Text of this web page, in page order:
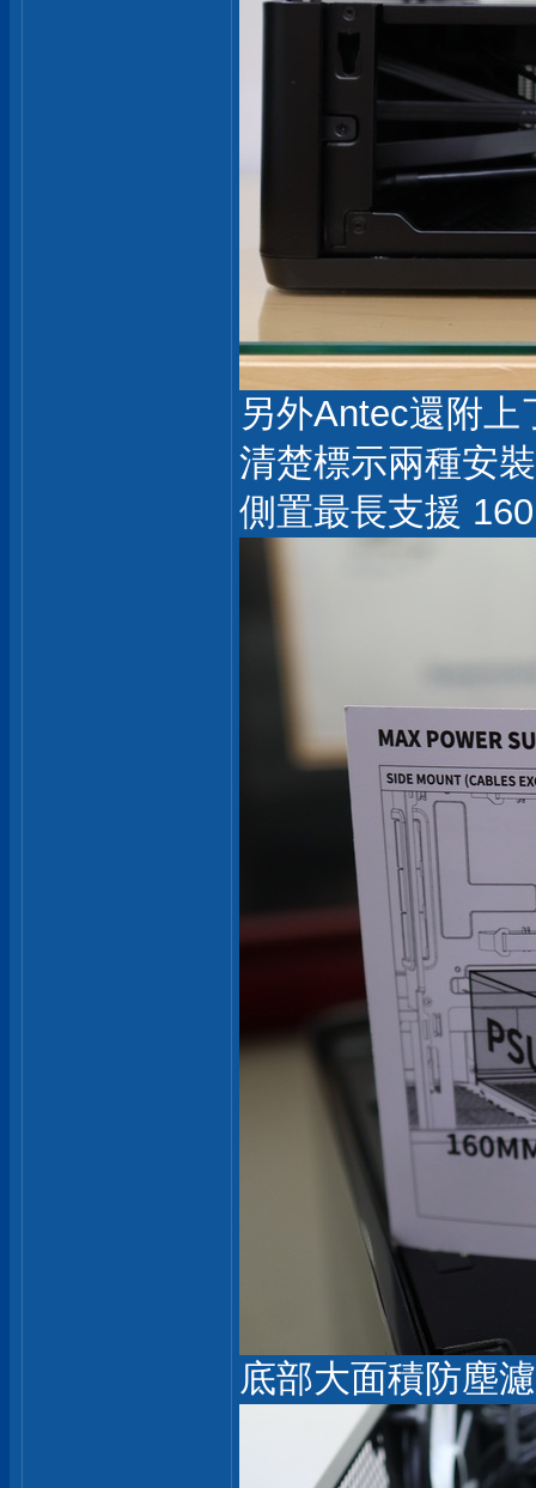
另外Antec還附
清楚標示兩種安
側置最長支援
底部大面積防塵